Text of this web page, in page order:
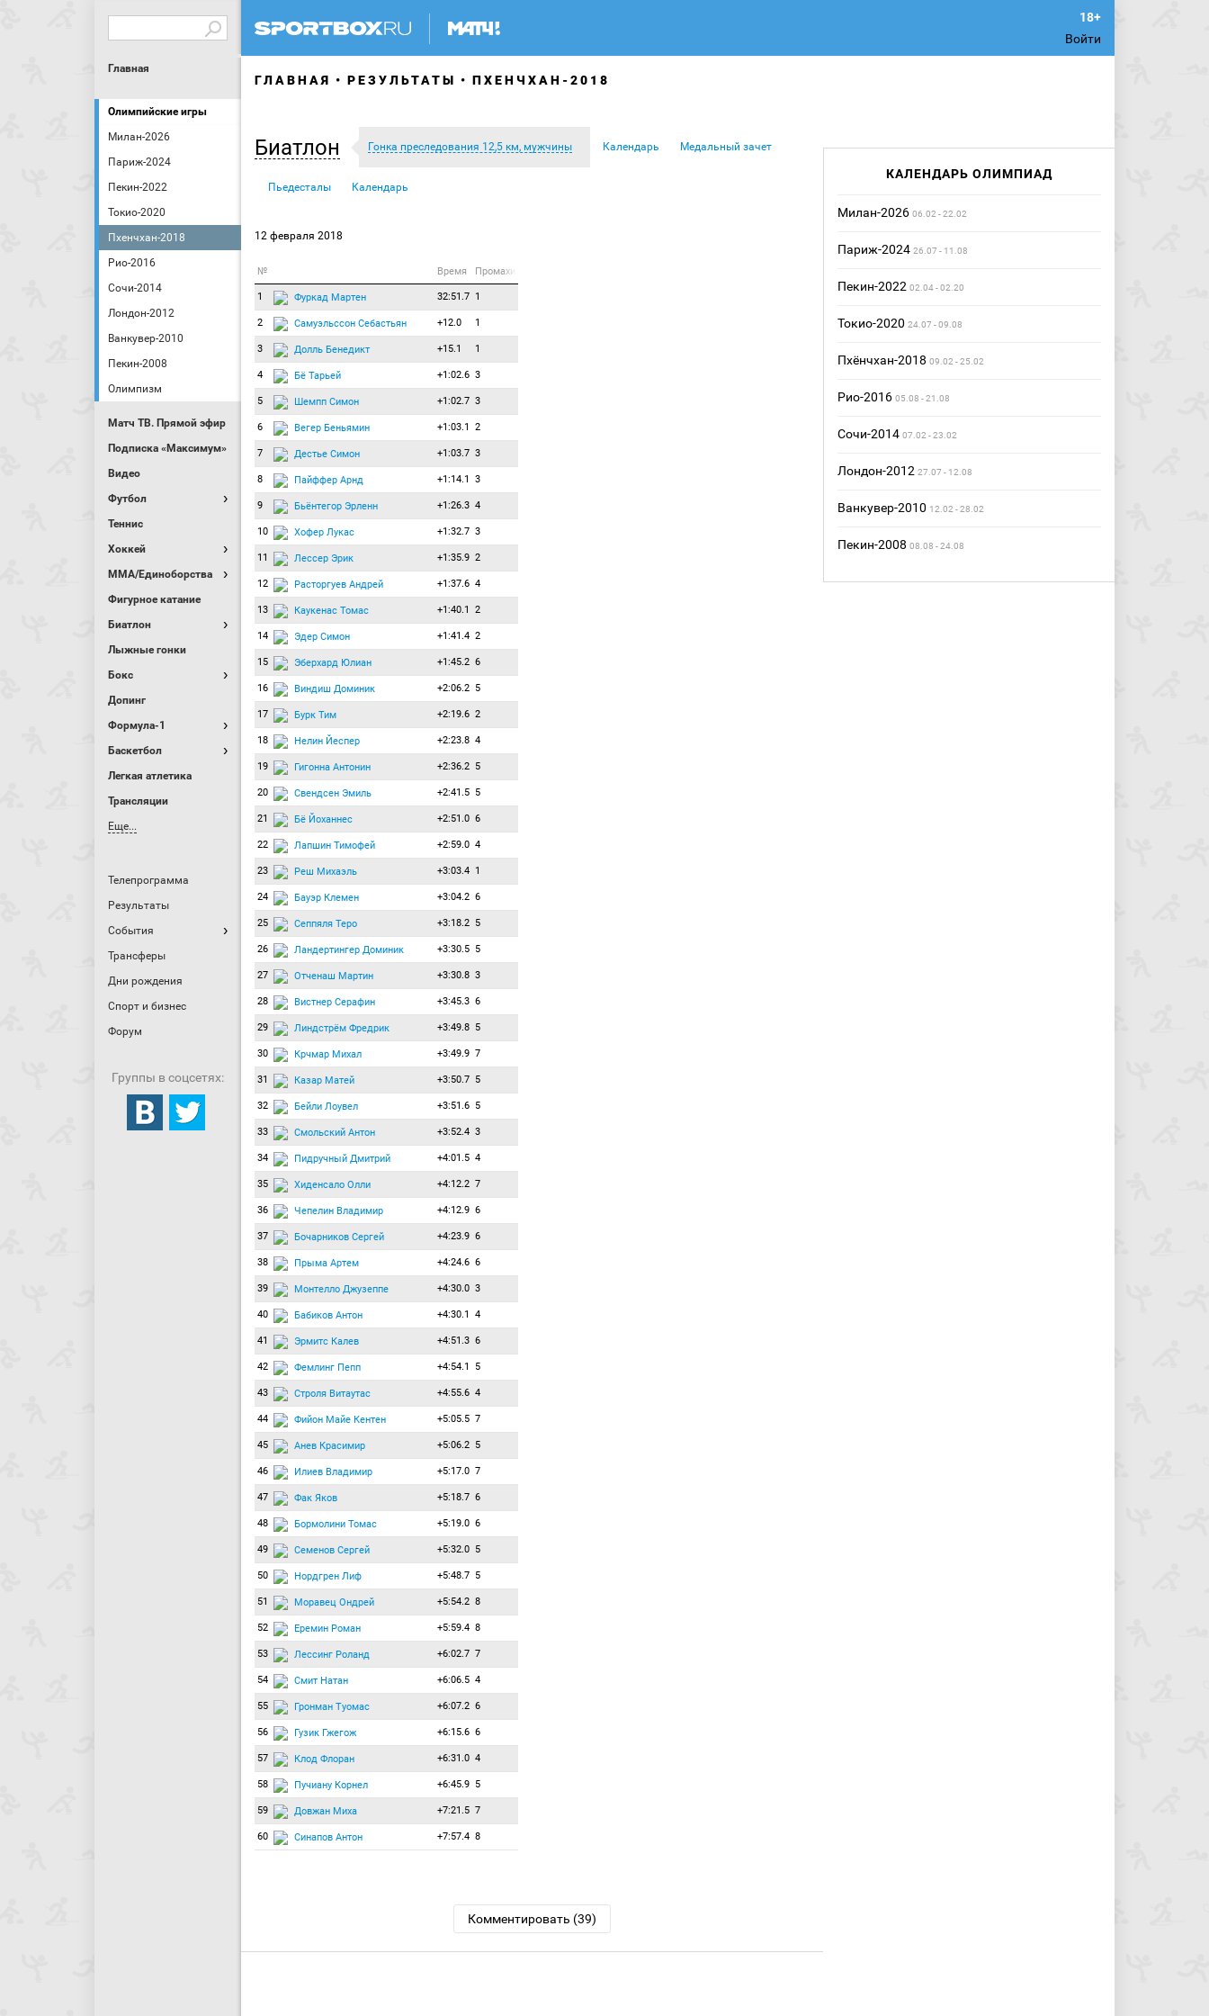
Войти
Главная
Олимпийские игры
Милан-2026
Париж-2024
Пекин-2022
Токио-2020
Пхенчхан-2018
Рио-2016
Сочи-2014
Лондон-2012
Ванкувер-2010
Пекин-2008
Олимпизм
Матч ТВ. Прямой эфир
Подписка «Максимум»
Видео
Футбол
Теннис
Хоккей
MMA/Единоборства
Фигурное катание
Биатлон
Лыжные гонки
Бокс
Допинг
Формула-1
Баскетбол
Легкая атлетика
Трансляции
Еще...
Телепрограмма
Результаты
События
Трансферы
Дни рождения
Спорт и бизнес
Форум
Группы в соцсетях:
ГЛАВНАЯ РЕЗУЛЬТАТЫ ПХЕНЧХАН-2018
Биатлон Гонка преследования 12,5 км, мужчины Календарь Медальный зачет
Пьедесталы Календарь
12 февраля 2018
№ Время Промахи
1 Фуркад Мартен 32:51.7 1
2 Самуэльссон Себастьян +12.0 1
3 Долль Бенедикт +15.1 1
4 Бё Тарьей +1:02.6 3
5 Шемпп Симон +1:02.7 3
6 Вегер Беньямин +1:03.1 2
7 Дестье Симон +1:03.7 3
8 Пайффер Арнд +1:14.1 3
9 Бьёнтегор Эрленн +1:26.3 4
10 Хофер Лукас +1:32.7 3
11 Лессер Эрик +1:35.9 2
12 Расторгуев Андрей +1:37.6 4
13 Каукенас Томас +1:40.1 2
14 Эдер Симон +1:41.4 2
15 Эберхард Юлиан +1:45.2 6
16 Виндиш Доминик +2:06.2 5
17 Бурк Тим +2:19.6 2
18 Нелин Йеспер +2:23.8 4
19 Гигонна Антонин +2:36.2 5
20 Свендсен Эмиль +2:41.5 5
21 Бё Йоханнес +2:51.0 6
22 Лапшин Тимофей +2:59.0 4
23 Реш Михаэль +3:03.4 1
24 Бауэр Клемен +3:04.2 6
25 Сеппяля Теро +3:18.2 5
26 Ландертингер Доминик +3:30.5 5
27 Отченаш Мартин +3:30.8 3
28 Вистнер Серафин +3:45.3 6
29 Линдстрём Фредрик +3:49.8 5
30 Крчмар Михал +3:49.9 7
31 Казар Матей +3:50.7 5
32 Бейли Лоувел +3:51.6 5
33 Смольский Антон +3:52.4 3
34 Пидручный Дмитрий +4:01.5 4
35 Хиденсало Олли +4:12.2 7
36 Чепелин Владимир +4:12.9 6
37 Бочарников Сергей +4:23.9 6
38 Прыма Артем +4:24.6 6
39 Монтелло Джузеппе +4:30.0 3
40 Бабиков Антон +4:30.1 4
41 Эрмитс Калев +4:51.3 6
42 Фемлинг Пепп +4:54.1 5
43 Строля Витаутас +4:55.6 4
44 Фийон Майе Кентен +5:05.5 7
45 Анев Красимир +5:06.2 5
46 Илиев Владимир +5:17.0 7
47 Фак Яков +5:18.7 6
48 Бормолини Томас +5:19.0 6
49 Семенов Сергей +5:32.0 5
50 Нордгрен Лиф +5:48.7 5
51 Моравец Ондрей +5:54.2 8
52 Еремин Роман +5:59.4 8
53 Лессинг Роланд +6:02.7 7
54 Смит Натан +6:06.5 4
55 Гронман Туомас +6:07.2 6
56 Гузик Гжегож +6:15.6 6
57 Клод Флоран +6:31.0 4
58 Пучиану Корнел +6:45.9 5
59 Довжан Миха +7:21.5 7
60 Синапов Антон +7:57.4 8
Комментировать (39)
КАЛЕНДАРЬ ОЛИМПИАД
Милан-2026 06.02 - 22.02
Париж-2024 26.07 - 11.08
Пекин-2022 02.04 - 02.20
Токио-2020 24.07 - 09.08
Пхёнчхан-2018 09.02 - 25.02
Рио-2016 05.08 - 21.08
Сочи-2014 07.02 - 23.02
Лондон-2012 27.07 - 12.08
Ванкувер-2010 12.02 - 28.02
Пекин-2008 08.08 - 24.08